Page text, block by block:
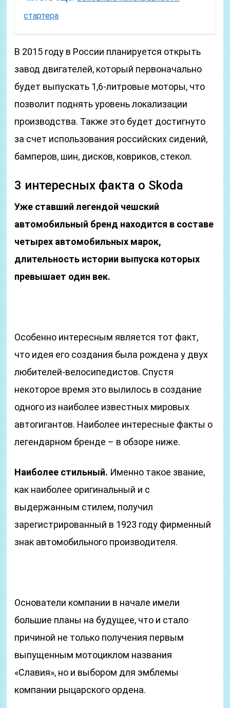
стартера
В 2015 году в России планируется открыть
завод двигателей, который первоначально
будет выпускать 1,6-литровые моторы, что
позволит поднять уровень локализации
производства. Также это будет достигнуто
за счет использования российских сидений,
бамперов, шин, дисков, ковриков, стекол.
3 интересных факта о Skoda
Уже ставший легендой чешский
автомобильный бренд находится в составе
четырех автомобильных марок,
длительность истории выпуска которых
превышает один век.
Особенно интересным является тот факт,
что идея его создания была рождена у двух
любителей-велосипедистов. Спустя
некоторое время это вылилось в создание
одного из наиболее известных мировых
автогигантов. Наиболее интересные факты о
легендарном бренде – в обзоре ниже.
Наиболее стильный. Именно такое звание,
как наиболее оригинальный и с
выдержанным стилем, получил
зарегистрированный в 1923 году фирменный
знак автомобильного производителя.
Основатели компании в начале имели
большие планы на будущее, что и стало
причиной не только получения первым
выпущенным мотоциклом названия
«Славия», но и выбором для эмблемы
компании рыцарского ордена.